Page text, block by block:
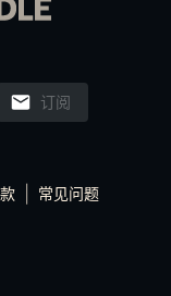
订阅
常见问题